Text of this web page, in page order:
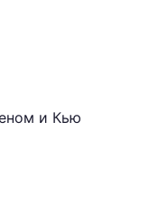
и Кью